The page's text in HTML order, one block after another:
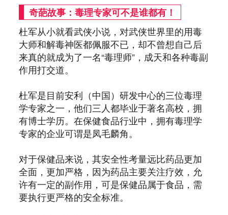
奇葩故事：毒理专家可不是谁都有！
杜军从小就看武侠小说，对武侠世界里的用毒
大师和解毒神医都佩服不已，却不曾想自己后
来真的就成为了一名“毒理师”，成天和各种毒副
作用打交道。
杜军是目前安利（中国）研发中心的三位毒理
学专家之一，他们三人都毕业于著名高校，拥
有博士学历。在保健食品行业中，拥有毒理学
专家的企业可谓是凤毛麟角。
对于保健品来说，其安全性考量远比药品更加
全面，更加严格，因为药品主要关注疗效，允
许有一定的副作用，可是保健品属于食品，需
要执行更严格的安全标准。